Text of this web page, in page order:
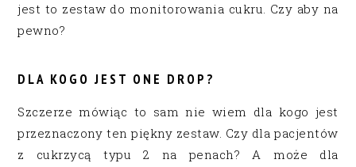
jest to zestaw do monitorowania cukru. Czy aby na
pewno?
DLA KOGO JEST ONE DROP?
Szczerze mówiąc to sam nie wiem dla kogo jest
przeznaczony ten piękny zestaw. Czy dla pacjentów
z cukrzycą typu 2 na penach? A może dla